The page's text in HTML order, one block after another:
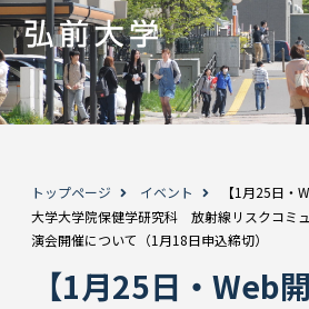
トップページ イベント
【1月25日
大学大学院保健学研究科 放射線リスクコミ
演会開催について（1月18日申込締切）
【1月25日・Web